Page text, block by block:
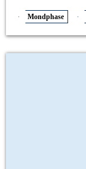
Mondphase